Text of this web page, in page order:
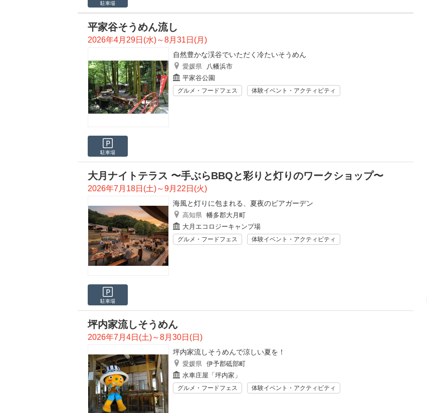
駐車場
平家谷そうめん流し
2026年4月29日(水)～8月31日(月)
自然豊かな渓谷でいただく冷たいそうめん
愛媛県
八幡浜市
平家谷公園
グルメ・フードフェス 体験イベント・アクティビティ
駐車場
大月ナイトテラス 〜手ぶらBBQと彩りと灯りのワークショップ〜
2026年7月18日(土)～9月22日(火)
海風と灯りに包まれる、夏夜のビアガーデン
高知県 幡多郡大月町
大月エコロジーキャンプ場
グルメ・フードフェス 体験イベント・アクティビティ
駐車場
坪内家流しそうめん
2026年7月4日(土)～8月30日(日)
坪内家流しそうめんで涼しい夏を！
愛媛県 伊予郡砥部町
水車庄屋「坪内家」
グルメ・フードフェス 体験イベント・アクティビティ